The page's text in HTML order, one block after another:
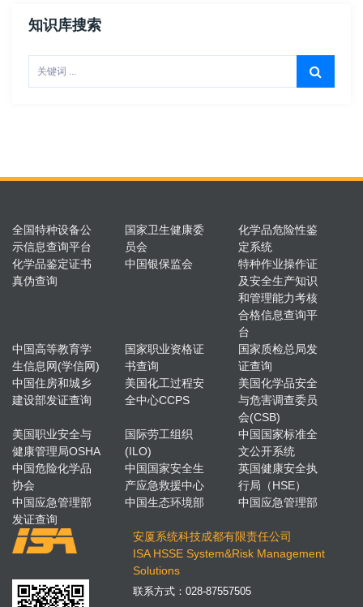
知识库搜索
全国特种设备公
示信息查询平台
国家卫生健康委
员会
化学品危险性鉴
定系统
化学品鉴定证书
真伪查询
中国银保监会
特种作业操作证
及安全生产知识
和管理能力考核
合格信息查询平
台
中国高等教育学
生信息网(学信网)
国家职业资格证
书查询
国家质检总局发
证查询
中国住房和城乡
建设部发证查询
美国化工过程安
全中心CCPS
美国化学品安全
与危害调查委员
会(CSB)
美国职业安全与
健康管理局OSHA
国际劳工组织
(ILO)
中国国家标准全
文公开系统
中国危险化学品
协会
中国国家安全生
产应急救援中心
英国健康安全执
行局（HSE）
中国应急管理部
发证查询
中国生态环境部 中国应急管理部
安厦系统科技成都有限责任公司
ISA HSSE System&Risk Management
Solutions
联系方式：028-87557505